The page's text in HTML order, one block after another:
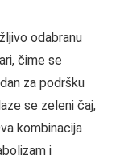
odabranu
čime se
za podršku
se zeleni čaj,
kombinacija
i